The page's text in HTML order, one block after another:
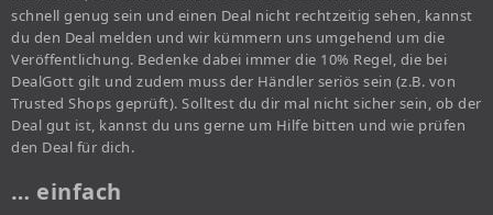
schnell genug sein und einen Deal nicht rechtzeitig sehen, kannst
du den Deal melden und wir kümmern uns umgehend um die
Veröffentlichung. Bedenke dabei immer die 10% Regel, die bei
DealGott gilt und zudem muss der Händler seriös sein (z.B. von
Trusted Shops geprüft). Solltest du dir mal nicht sicher sein, ob der
Deal gut ist, kannst du uns gerne um Hilfe bitten und wie prüfen
den Deal für dich.
… einfach